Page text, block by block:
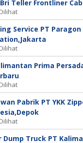
Teller Frontliner
Service PT
Prima
Pabrik PT YKK
Dump Truck PT